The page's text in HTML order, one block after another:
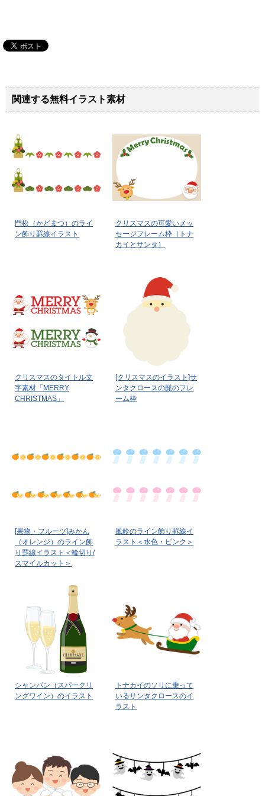
関連する無料イラスト素材
門松（かどまつ）のライ
ン飾り罫線イラスト
クリスマスの可愛いメッ
セージフレーム枠（トナ
カイとサンタ）
クリスマスのタイトル文
字素材「MERRY
CHRISTMAS」
[クリスマスのイラスト]サ
ンタクロースの髭のフレ
ーム枠
[果物・フルーツ]みかん
（オレンジ）のライン飾
り罫線イラスト＜輪切り/
スマイルカット＞
風鈴のライン飾り罫線イ
ラスト＜水色・ピンク＞
シャンパン（スパークリ
ングワイン）のイラスト
トナカイのソリに乗って
いるサンタクロースのイ
ラスト